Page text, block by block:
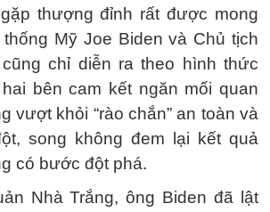
thượng đỉnh rất được mong
Mỹ Joe Biden và Chủ tịch
chỉ diễn ra theo hình thức
bên cam kết ngăn mối quan
vượt khỏi “rào chắn” an toàn và
song không đem lại kết quả
có bước đột phá.
Nhà Trắng, ông Biden đã lật